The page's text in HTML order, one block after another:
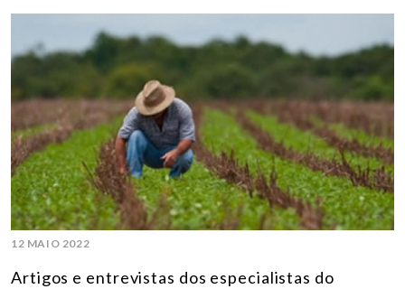
12 MAIO 2022
Artigos e entrevistas dos especialistas do